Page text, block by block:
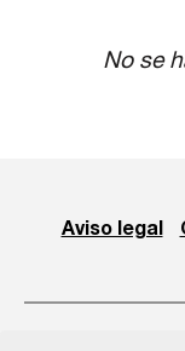
No se
Aviso legal